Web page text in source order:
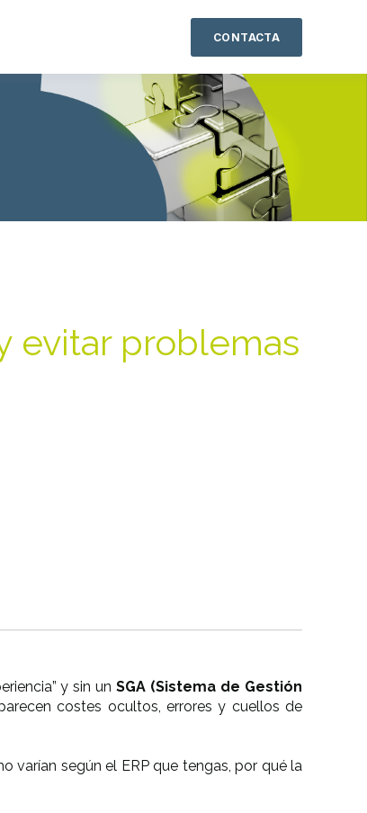
CONTACTA
evitar problemas
y sin unSGA (Sistema de Gestión
costes ocultos, errores y cuellos de
varían según el ERP que tengas, por qué la